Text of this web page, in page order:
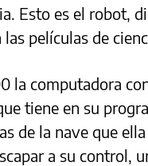
Esto es el robot,
películas de
la computadora
tiene en su
de la nave que
a su control,